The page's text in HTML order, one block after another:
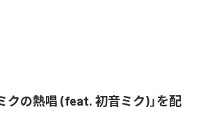
クの熱唱 (feat. 初音ミク)」を配